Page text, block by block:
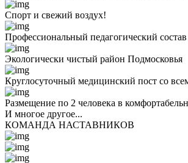
Спорт и свежий воздух!
Профессиональный педагогический
Экологически чистый район Подмосковья
Круглосуточный медицинский пост со
Размещение по 2 человека в
И многое другое...
КОМАНДА НАСТАВНИКОВ